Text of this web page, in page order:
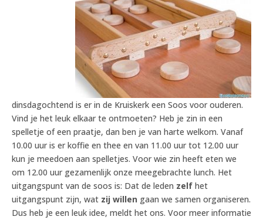
dinsdagochtend is er in de Kruiskerk een Soos voor ouderen.
Vind je het leuk elkaar te ontmoeten? Heb je zin in een
spelletje of een praatje, dan ben je van harte welkom. Vanaf
10.00 uur is er koffie en thee en van 11.00 uur tot 12.00 uur
kun je meedoen aan spelletjes. Voor wie zin heeft eten we
om 12.00 uur gezamenlijk onze meegebrachte lunch. Het
uitgangspunt van de soos is: Dat de leden zelf het
uitgangspunt zijn, wat zij willen gaan we samen organiseren.
Dus heb je een leuk idee, meldt het ons. Voor meer informatie